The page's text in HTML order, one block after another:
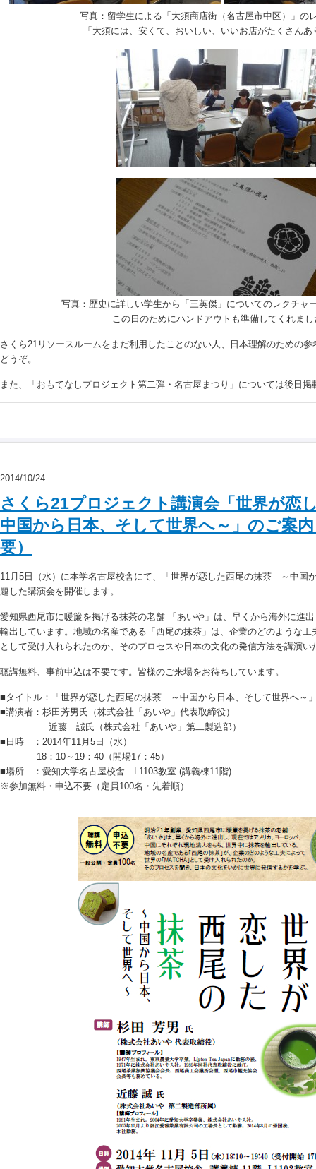
写真：留学生による「大須商店街（名古屋市中区）」の
「大須には、安くて、おいしい、いいお店がたくさん
写真：歴史に詳しい学生から「三英傑」についてのレクチャ
この日のためにハンドアウトも準備してくれまし
さくら21リソースルームをまだ利用したことのない人、日本理解のための
どうぞ。
また、「おもてなしプロジェクト第二弾・名古屋まつり」については後日
2014/10/24
さくら21プロジェクト講演会「世界が恋
中国から日本、そして世界へ～」のご案
要）
11月5日（水）に本学名古屋校舎にて、「世界が恋した西尾の抹茶 ～中国
題した講演会を開催します。
愛知県西尾市に暖簾を掲げる抹茶の老舗 「あいや」は、早くから海外に進
輸出しています。地域の名産である「西尾の抹茶」は、企業のどのような工
として受け入れられたのか、そのプロセスや日本の文化の発信方法を講演い
聴講無料、事前申込は不要です。皆様のご来場をお待ちしています。
■タイトル：「世界が恋した西尾の抹茶 ～中国から日本、そして世界へ～
■講演者：杉田芳男氏（株式会社「あいや」代表取締役）
近藤 誠氏（株式会社「あいや」第二製造部）
■日時 ：2014年11月5日（水）
18：10～19：40（開場17：45）
■場所 ：愛知大学名古屋校舎 L1103教室 (講義棟11階)
※参加無料・申込不要（定員100名・先着順）